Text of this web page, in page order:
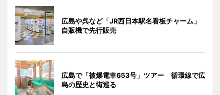
広島や呉など「JR西日本駅名看板チャーム」
自販機で先行販売
広島で「被爆電車653号」ツアー 循環線で広
島の歴史と街巡る